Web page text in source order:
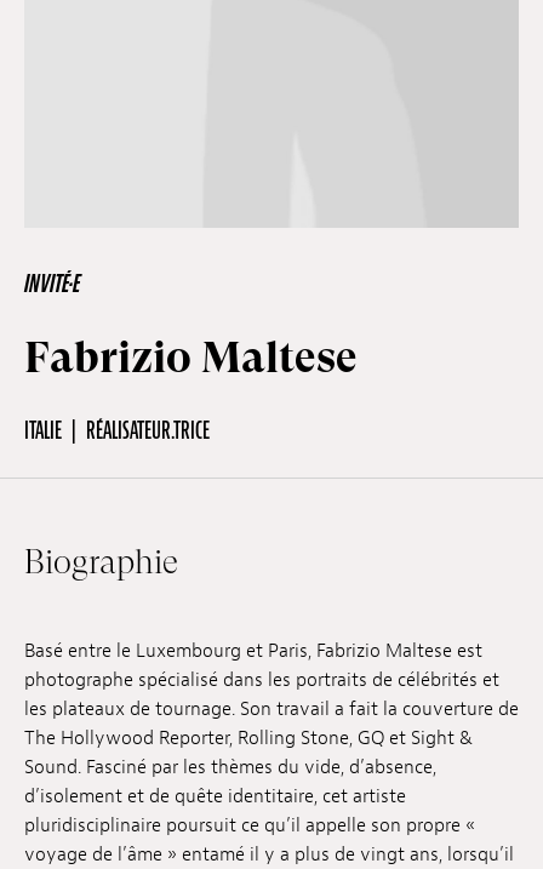
Presse / Pro
Emplois
Archives
Publications
INVITÉ·E
Fabrizio Maltese
ITALIE RÉALISATEUR.TRICE
Biographie
Basé entre le Luxembourg et Paris, Fabrizio Maltese est
photographe spécialisé dans les portraits de célébrités et
les plateaux de tournage. Son travail a fait la couverture de
The Hollywood Reporter, Rolling Stone, GQ et Sight &
Sound. Fasciné par les thèmes du vide, d’absence,
d’isolement et de quête identitaire, cet artiste
pluridisciplinaire poursuit ce qu’il appelle son propre «
voyage de l’âme » entamé il y a plus de vingt ans, lorsqu’il